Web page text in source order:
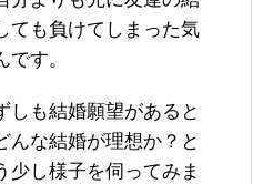
ても負けてしまった気
す。
しも結婚願望があると
んな結婚が理想か？と
少し様子を伺ってみま